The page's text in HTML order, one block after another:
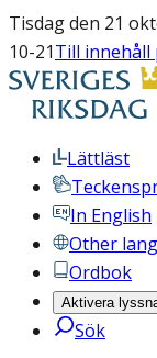
Tisdag den 21
10-21Till innehåll
Lättläst
In English
Other
Ordbok
Aktivera
Sök